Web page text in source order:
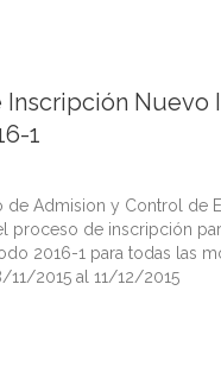
Inscripción Nuevo
1
de Admision y Control de
proceso de inscripción
2016-1 para todas las
11/2015 al 11/12/2015